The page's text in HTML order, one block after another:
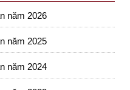
năm 2026
năm 2025
năm 2024